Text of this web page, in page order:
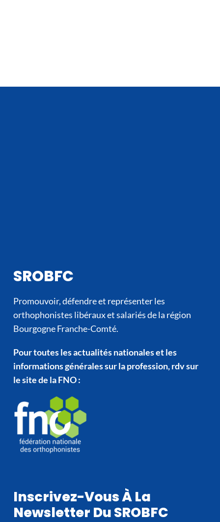
SROBFC
Promouvoir, défendre et représenter les
orthophonistes libéraux et salariés de la région
Bourgogne Franche-Comté.
Pour toutes les actualités nationales et les
informations générales sur la profession, rdv sur
le site de la FNO :
Inscrivez-Vous À La
Newsletter Du SROBFC